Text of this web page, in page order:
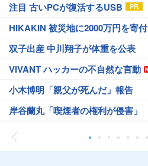
注目 古いPCが復活するUSB
HIKAKIN 被災地に2000万円を寄付
双子出産 中川翔子が体重を公表
VIVANT ハッカーの不自然な言動
小木博明「親父が死んだ」報告
岸谷蘭丸「喫煙者の権利が侵害」